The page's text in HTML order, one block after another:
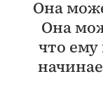
Она
Она
что